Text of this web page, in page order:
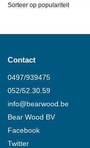
Contact
0497/939475
052/52.30.59
info@bearwood .be
Bear Wood BV
Facebook
Twitter